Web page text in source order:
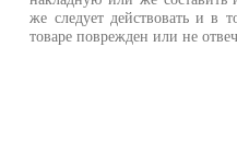
же следует действовать и в
товаре поврежден или не